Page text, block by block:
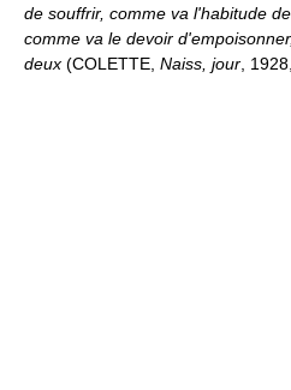
de souffrir, comme va l'habitude
comme va le devoir
deux (COLETTE, Naiss, jour ,